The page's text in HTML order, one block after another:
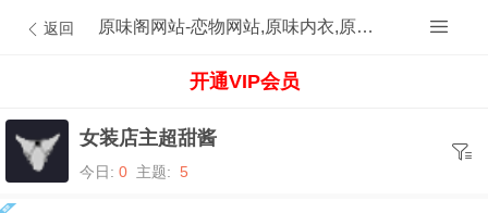
返回 原味阁网站-恋物网站,原味内衣,原味内裤,原味丝袜,原味内内,原味MM,原味原创的原味论坛
开通VIP会员
女装店主超甜酱
今日: 0 主题: 5